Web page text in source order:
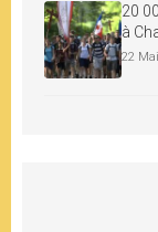
20
à
22